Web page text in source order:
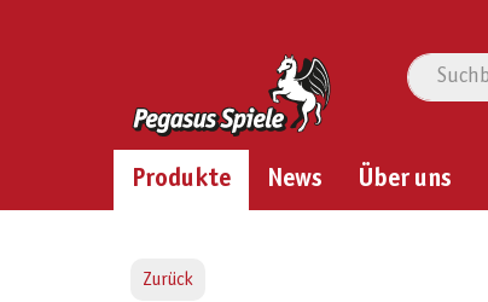
Produkte News Über uns
Zurück